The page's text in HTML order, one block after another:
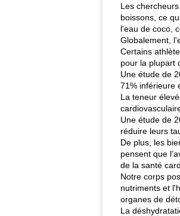
Les
boissons, ce
l'eau de coco,
Globalement,
Certains
pour la plupart
Une étude de
71% inférieure
La teneur
Une étude de
réduire leurs
De plus, les
pensent que
de la santé
Notre corps
nutriments et
organes de
La